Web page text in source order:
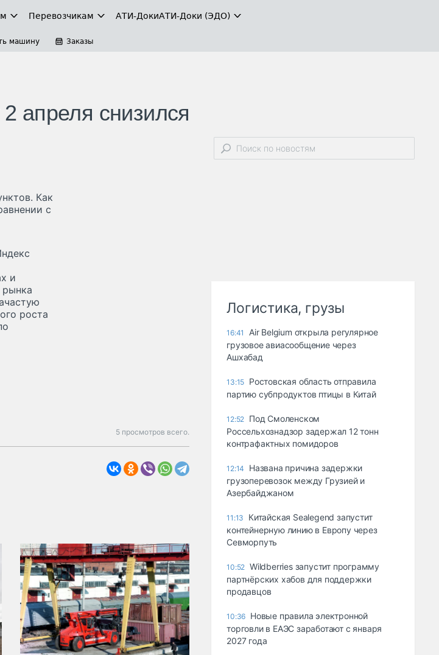
Перевозчикам АТИ-ДокиАТИ-Доки (ЭДО)
машину Заказы
апреля снизился
Как
с
и
рынка
роста
5 просмотров всего.
Логистика, грузы
16:41
Air Belgium открыла регулярное
грузовое авиасообщение через
Ашхабад
13:15 Ростовская область отправила
партию субпродуктов птицы в Китай
12:52 Под Смоленском
Россельхознадзор задержал 12 тонн
контрафактных помидоров
12:14
Названа причина задержки
грузоперевозок между Грузией и
Азербайджаном
11:13
Китайская Sealegend запустит
контейнерную линию в Европу через
Севморпуть
10:52 Wildberries запустит программу
партнёрских хабов для поддержки
продавцов
10:36 Новые правила электронной
торговли в ЕАЭС заработают с января
2027 года